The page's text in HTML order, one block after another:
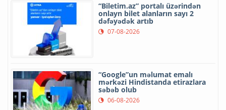
“Biletim.az” portalı üzərindən
onlayn bilet alanların sayı 2
dəfəyədək artıb
07-08-2026
“Google”un məlumat emalı
mərkəzi Hindistanda etirazlara
səbəb olub
06-08-2026